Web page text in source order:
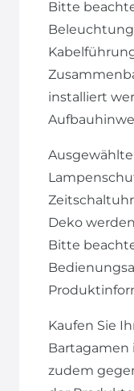
Bitte
installiert
Deko
Bitte
Kaufen Sie
Bartagamen
zudem